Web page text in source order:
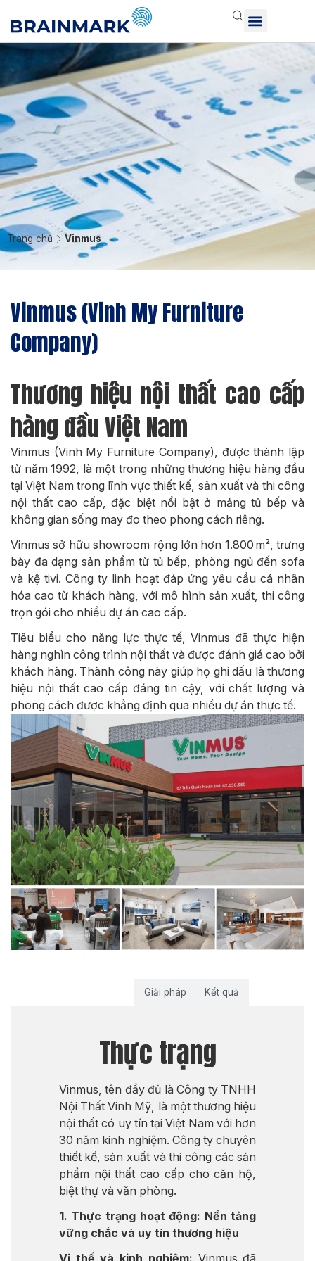
Trang chủ Vinmus
Vinmus (Vinh My Furniture
Company)
Thương hiệu nội thất cao cấp
hàng đầu Việt Nam
Vinmus (Vinh My Furniture Company), được thành lập
từ năm 1992, là một trong những thương hiệu hàng đầu
tại Việt Nam trong lĩnh vực thiết kế, sản xuất và thi công
nội thất cao cấp, đặc biệt nổi bật ở mảng tủ bếp và
không gian sống may đo theo phong cách riêng.
Vinmus sở hữu showroom rộng lớn hơn 1.800 m², trưng
bày đa dạng sản phẩm từ tủ bếp, phòng ngủ đến sofa
và kệ tivi. Công ty linh hoạt đáp ứng yêu cầu cá nhân
hóa cao từ khách hàng, với mô hình sản xuất, thi công
trọn gói cho nhiều dự án cao cấp.
Tiêu biểu cho năng lực thực tế, Vinmus đã thực hiện
hàng nghìn công trình nội thất và được đánh giá cao bởi
khách hàng. Thành công này giúp họ ghi dấu là thương
hiệu nội thất cao cấp đáng tin cậy, với chất lượng và
phong cách được khẳng định qua nhiều dự án thực tế.
Giải pháp Kết quả
Thực trạng
Vinmus, tên đầy đủ là Công ty TNHH
Nội Thất Vinh Mỹ, là một thương hiệu
nội thất có uy tín tại Việt Nam với hơn
30 năm kinh nghiệm. Công ty chuyên
thiết kế, sản xuất và thi công các sản
phẩm nội thất cao cấp cho căn hộ,
biệt thự và văn phòng.
1. Thực trạng hoạt động: Nền tảng
vững chắc và uy tín thương hiệu